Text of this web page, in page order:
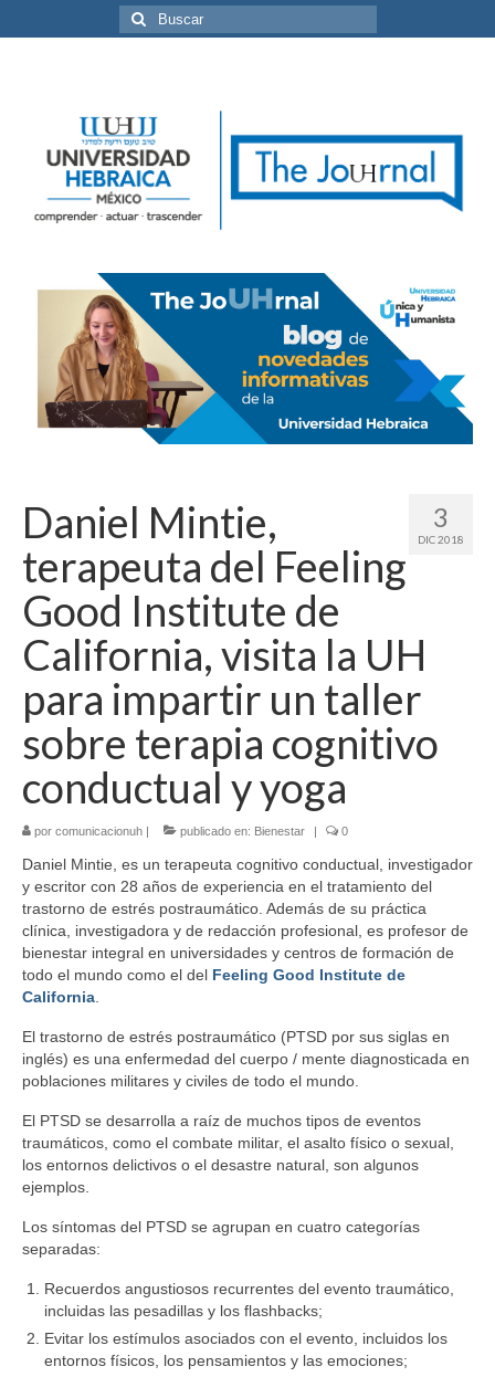
Buscar
por:
3
DIC 2018
Daniel Mintie,
terapeuta del Feeling
Good Institute de
California, visita la UH
para impartir un taller
sobre terapia cognitivo
conductual y yoga
por comunicacionuh | publicado en: Bienestar | 0
Daniel Mintie, es un terapeuta cognitivo conductual, investigador
y escritor con 28 años de experiencia en el tratamiento del
trastorno de estrés postraumático. Además de su práctica
clínica, investigadora y de redacción profesional, es profesor de
bienestar integral en universidades y centros de formación de
todo el mundo como el del Feeling Good Institute de
California
El trastorno de estrés postraumático (PTSD por sus siglas en
inglés) es una enfermedad del cuerpo / mente diagnosticada en
poblaciones militares y civiles de todo el mundo.
El PTSD se desarrolla a raíz de muchos tipos de eventos
traumáticos, como el combate militar, el asalto físico o sexual,
los entornos delictivos o el desastre natural, son algunos
ejemplos.
Los síntomas del PTSD se agrupan en cuatro categorías
separadas:
Recuerdos angustiosos recurrentes del evento traumático,
incluidas las pesadillas y los flashbacks;
Evitar los estímulos asociados con el evento, incluidos los
entornos físicos, los pensamientos y las emociones;